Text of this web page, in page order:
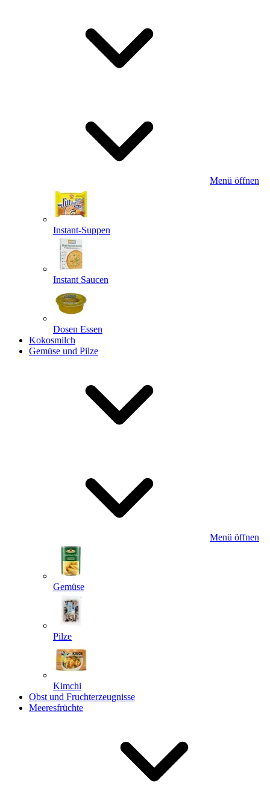
Menü öffnen
Instant-Suppen
Instant Saucen
Dosen Essen
Kokosmilch
Gemüse und Pilze
Menü öffnen
Gemüse
Pilze
Kimchi
Obst und Fruchterzeugnisse
Meeresfrüchte